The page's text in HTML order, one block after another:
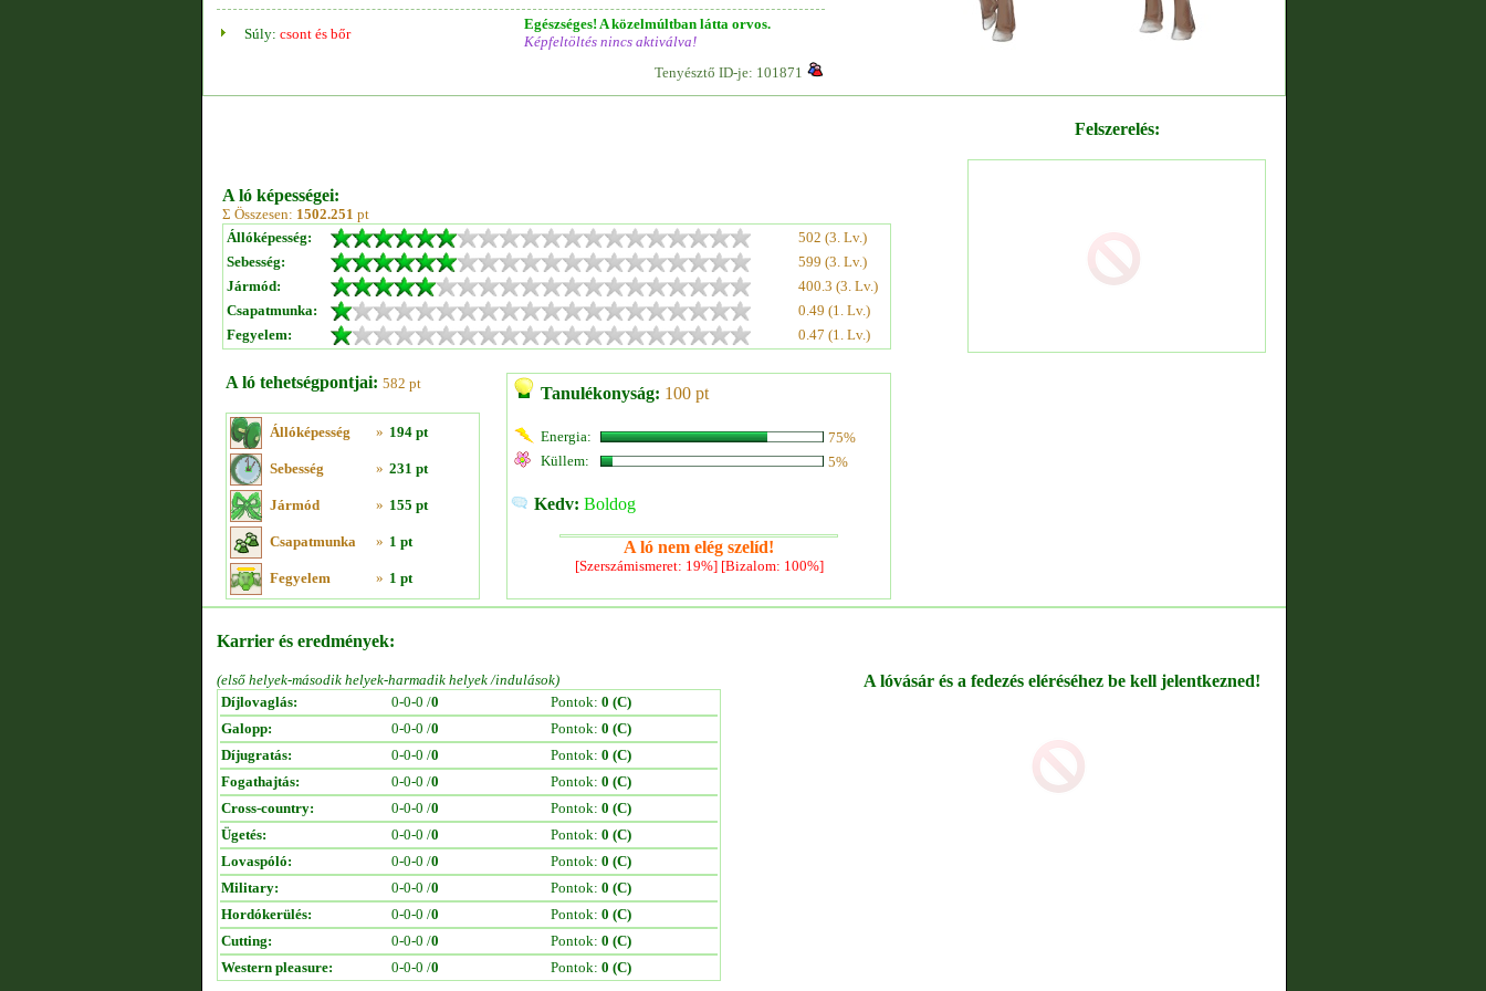
Súly: csont és bőr
Egészséges! A közelmúltban látta orvos.
Képfeltöltés nincs aktiválva!
Tenyésztő ID-je: 101871
A ló képességei:
Σ Összesen: 1502.251 pt
Állóképesség:
502 (3. Lv.)
Sebesség:
599 (3. Lv.)
Jármód:
400.3 (3. Lv.)
Csapatmunka:
0.49 (1. Lv.)
Fegyelem:
0.47 (1. Lv.)
A ló tehetségpontjai: 582 pt
Állóképesség » 194 pt
Sebesség » 231 pt
Jármód » 155 pt
Csapatmunka » 1 pt
Fegyelem » 1 pt
Tanulékonyság: 100 pt
Energia:
75%
Küllem:
5%
Kedv: Boldog
A ló nem elég szelíd!
[Szerszámismeret: 19%] [Bizalom: 100%]
Felszerelés:
Karrier és eredmények:
(első helyek-második helyek-harmadik helyek /indulások)
Díjlovaglás:
0-0-0 /0 Pontok: 0 (C)
Galopp:
0-0-0 /0 Pontok: 0 (C)
Díjugratás:
0-0-0 /0 Pontok: 0 (C)
Fogathajtás:
0-0-0 /0 Pontok: 0 (C)
Cross-country:
0-0-0 /0 Pontok: 0 (C)
Ügetés:
0-0-0 /0 Pontok: 0 (C)
Lovaspóló:
0-0-0 /0 Pontok: 0 (C)
Military:
0-0-0 /0 Pontok: 0 (C)
Hordókerülés:
0-0-0 /0 Pontok: 0 (C)
Cutting:
0-0-0 /0 Pontok: 0 (C)
Western pleasure:
0-0-0 /0 Pontok: 0 (C)
A lóvásár és a fedezés eléréséhez be kell jelentkezned!